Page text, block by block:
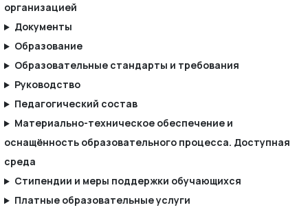
организацией
Документы
Образование
Образовательные стандарты и требования
Руководство
Педагогический состав
Материально-техническое обеспечение и
оснащённость образовательного процесса. Доступная
среда
Стипендии и меры поддержки обучающихся
Платные образовательные услуги